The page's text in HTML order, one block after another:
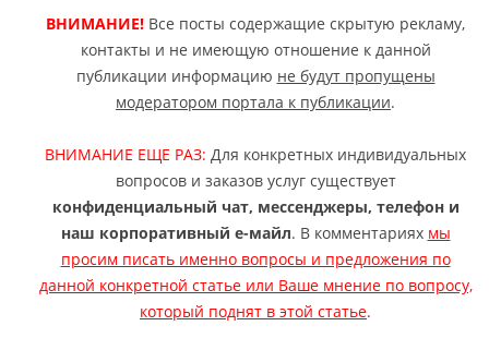
ВНИМАНИЕ! Все посты содержащие скрытую рекламу,
контакты и не имеющую отношение к данной
публикации информацию не будут пропущены
модератором портала к публикации.
ВНИМАНИЕ ЕЩЕ РАЗ: Для конкретных индивидуальных
вопросов и заказов услуг существует
конфиденциальный чат, мессенджеры, телефон и
наш корпоративный е-майл. В комментариях мы
просим писать именно вопросы и предложения по
данной конкретной статье или Ваше мнение по вопросу,
который поднят в этой статье.